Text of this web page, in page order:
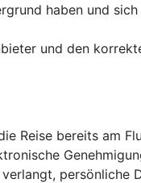
haben und sich
und den
Reise bereits am